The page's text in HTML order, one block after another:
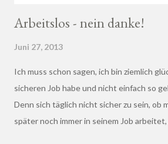
Arbeitslos - nein danke!
Juni 27, 2013
Ich muss schon sagen, ich bin ziemlich
sicheren Job habe und nicht einfach so
Denn sich täglich nicht sicher zu sein, ob
später noch immer in seinem Job arbeitet,